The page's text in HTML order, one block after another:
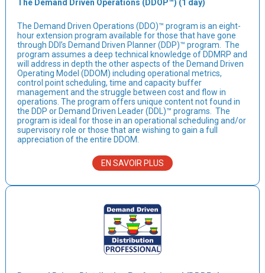
The Demand Driven Operations (DDOP™) (1 day)
The Demand Driven Operations (DDO)™ program is an eight-
hour extension program available for those that have gone
through DDI’s Demand Driven Planner (DDP)™ program. The
program assumes a deep technical knowledge of DDMRP and
will address in depth the other aspects of the Demand Driven
Operating Model (DDOM) including operational metrics,
control point scheduling, time and capacity buffer
management and the struggle between cost and flow in
operations. The program offers unique content not found in
the DDP or Demand Driven Leader (DDL)™ programs. The
program is ideal for those in an operational scheduling and/or
supervisory role or those that are wishing to gain a full
appreciation of the entire DDOM.
EN SAVOIR PLUS